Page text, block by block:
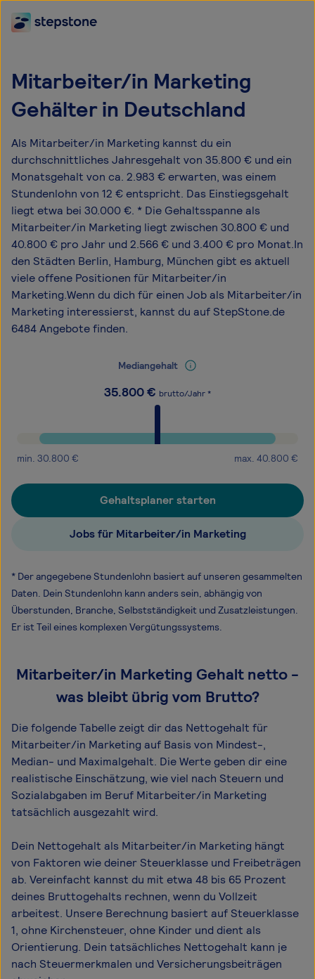
Mitarbeiter/in Marketing
Gehälter in Deutschland
Als Mitarbeiter/in Marketing kannst du ein
durchschnittliches Jahresgehalt von 35.800 € und ein
Monatsgehalt von ca. 2.983 € erwarten, was einem
Stundenlohn von 12 € entspricht. Das Einstiegsgehalt
liegt etwa bei 30.000 €. * Die Gehaltsspanne als
Mitarbeiter/in Marketing liegt zwischen 30.800 € und
40.800 € pro Jahr und 2.566 € und 3.400 € pro Monat.In
den Städten Berlin, Hamburg, München gibt es aktuell
viele offene Positionen für Mitarbeiter/in
Marketing.Wenn du dich für einen Job als Mitarbeiter/in
Marketing interessierst, kannst du auf StepStone.de
6484 Angebote finden.
Mediangehalt
35.800€ brutto/Jahr *
min. 30.800 € max. 40.800 €
Gehaltsplaner starten
Jobs für Mitarbeiter/in Marketing
* Der angegebene Stundenlohn basiert auf unseren gesammelten
Daten. Dein Stundenlohn kann anders sein, abhängig von
Überstunden, Branche, Selbstständigkeit und Zusatzleistungen.
Er ist Teil eines komplexen Vergütungssystems.
Mitarbeiter/in Marketing Gehalt netto -
was bleibt übrig vom Brutto?
Die folgende Tabelle zeigt dir das Netto­gehalt für
Mitarbeiter/in Marketing auf Basis von Mindest-,
Median- und Maximal­gehalt. Die Werte geben dir eine
realistische Einschätzung, wie viel nach Steuern und
Sozialabgaben im Beruf Mitarbeiter/in Marketing
tatsächlich ausgezahlt wird.
Dein Nettogehalt als Mitarbeiter/in Marketing hängt
von Faktoren wie deiner Steuerklasse und Freibeträgen
ab. Vereinfacht kannst du mit etwa 48 bis 65 Prozent
deines Bruttogehalts rechnen, wenn du Vollzeit
arbeitest. Unsere Berechnung basiert auf Steuerklasse
1, ohne Kirchensteuer, ohne Kinder und dient als
Orientierung. Dein tatsächliches Nettogehalt kann je
nach Steuermerkmalen und Versicherungsbeiträgen